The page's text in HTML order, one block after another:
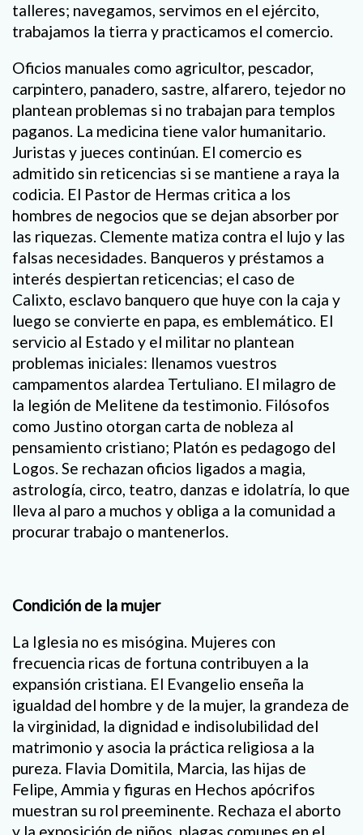
talleres; navegamos, servimos en el ejército,
trabajamos la tierra y practicamos el comercio.
Oficios manuales como agricultor, pescador,
carpintero, panadero, sastre, alfarero, tejedor no
plantean problemas si no trabajan para templos
paganos. La medicina tiene valor humanitario.
Juristas y jueces continúan. El comercio es
admitido sin reticencias si se mantiene a raya la
codicia. El Pastor de Hermas critica a los
hombres de negocios que se dejan absorber por
las riquezas. Clemente matiza contra el lujo y las
falsas necesidades. Banqueros y préstamos a
interés despiertan reticencias; el caso de
Calixto, esclavo banquero que huye con la caja y
luego se convierte en papa, es emblemático. El
servicio al Estado y el militar no plantean
problemas iniciales: llenamos vuestros
campamentos alardea Tertuliano. El milagro de
la legión de Melitene da testimonio. Filósofos
como Justino otorgan carta de nobleza al
pensamiento cristiano; Platón es pedagogo del
Logos. Se rechazan oficios ligados a magia,
astrología, circo, teatro, danzas e idolatría, lo que
lleva al paro a muchos y obliga a la comunidad a
procurar trabajo o mantenerlos.
Condición de la mujer
La Iglesia no es misógina. Mujeres con
frecuencia ricas de fortuna contribuyen a la
expansión cristiana. El Evangelio enseña la
igualdad del hombre y de la mujer, la grandeza de
la virginidad, la dignidad e indisolubilidad del
matrimonio y asocia la práctica religiosa a la
pureza. Flavia Domitila, Marcia, las hijas de
Felipe, Ammia y figuras en Hechos apócrifos
muestran su rol preeminente. Rechaza el aborto
y la exposición de niños, plagas comunes en el